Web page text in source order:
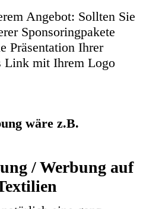
Angebot: Sollten Sie
Sponsoringpakete
Präsentation Ihrer
Link mit Ihrem Logo
wäre z.B.
/ Werbung auf